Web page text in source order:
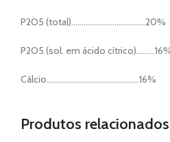
P2O5 (total)………………………………20%
P2O5 (sol. em ácido
Cálcio………………………………………16%
Produtos relacionados